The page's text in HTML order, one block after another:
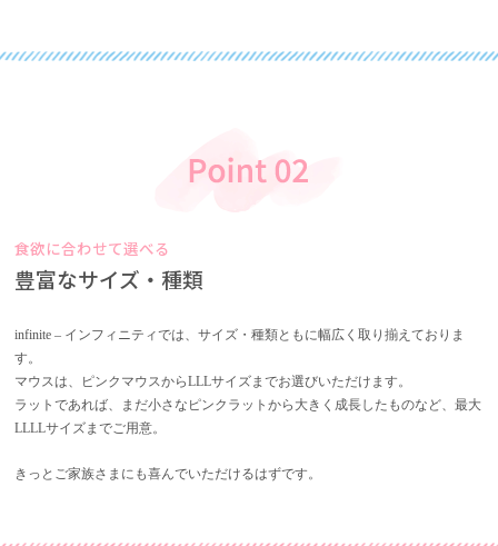
食欲に合わせて選べる
豊富なサイズ・種類
infinite – インフィニティでは、サイズ・種類ともに幅広く取り揃えておりま
す。
マウスは、ピンクマウスからLLLサイズまでお選びいただけます。
ラットであれば、まだ小さなピンクラットから大きく成長したものなど、最大
LLLLサイズまでご用意。
きっとご家族さまにも喜んでいただけるはずです。